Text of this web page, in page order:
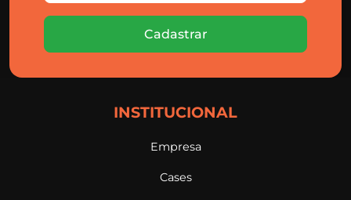
Cadastrar
INSTITUCIONAL
Empresa
Cases